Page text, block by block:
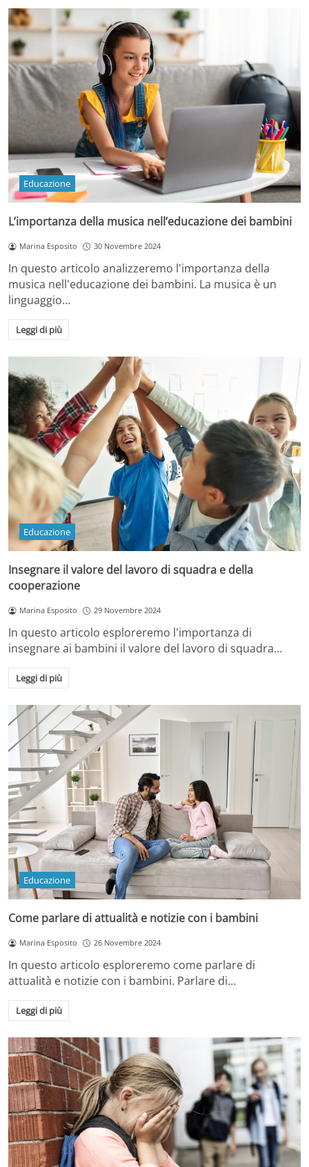
Educazione
L’importanza della musica nell’educazione dei bambini
Marina Esposito 30 Novembre 2024
In questo articolo analizzeremo l'importanza della
musica nell'educazione dei bambini. La musica è un
linguaggio…
Leggi di più
Educazione
Insegnare il valore del lavoro di squadra e della
cooperazione
Marina Esposito 29 Novembre 2024
In questo articolo esploreremo l'importanza di
insegnare ai bambini il valore del lavoro di squadra…
Leggi di più
Educazione
Come parlare di attualità e notizie con i bambini
Marina Esposito 26 Novembre 2024
In questo articolo esploreremo come parlare di
attualità e notizie con i bambini. Parlare di…
Leggi di più